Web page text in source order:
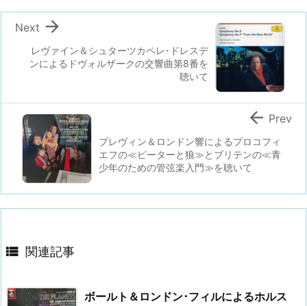
レヴァイン＆シュターツカペレ･ドレスデ
ンによるドヴォルザークの交響曲第8番を
聴いて

Next
プレヴィン＆ロンドン響によるプロコフィ
エフの≪ピーターと狼≫とブリテンの≪青
少年のための管弦楽入門≫を聴いて
 Prev
 関連記事
ボールト＆ロンドン･フィルによるホルス